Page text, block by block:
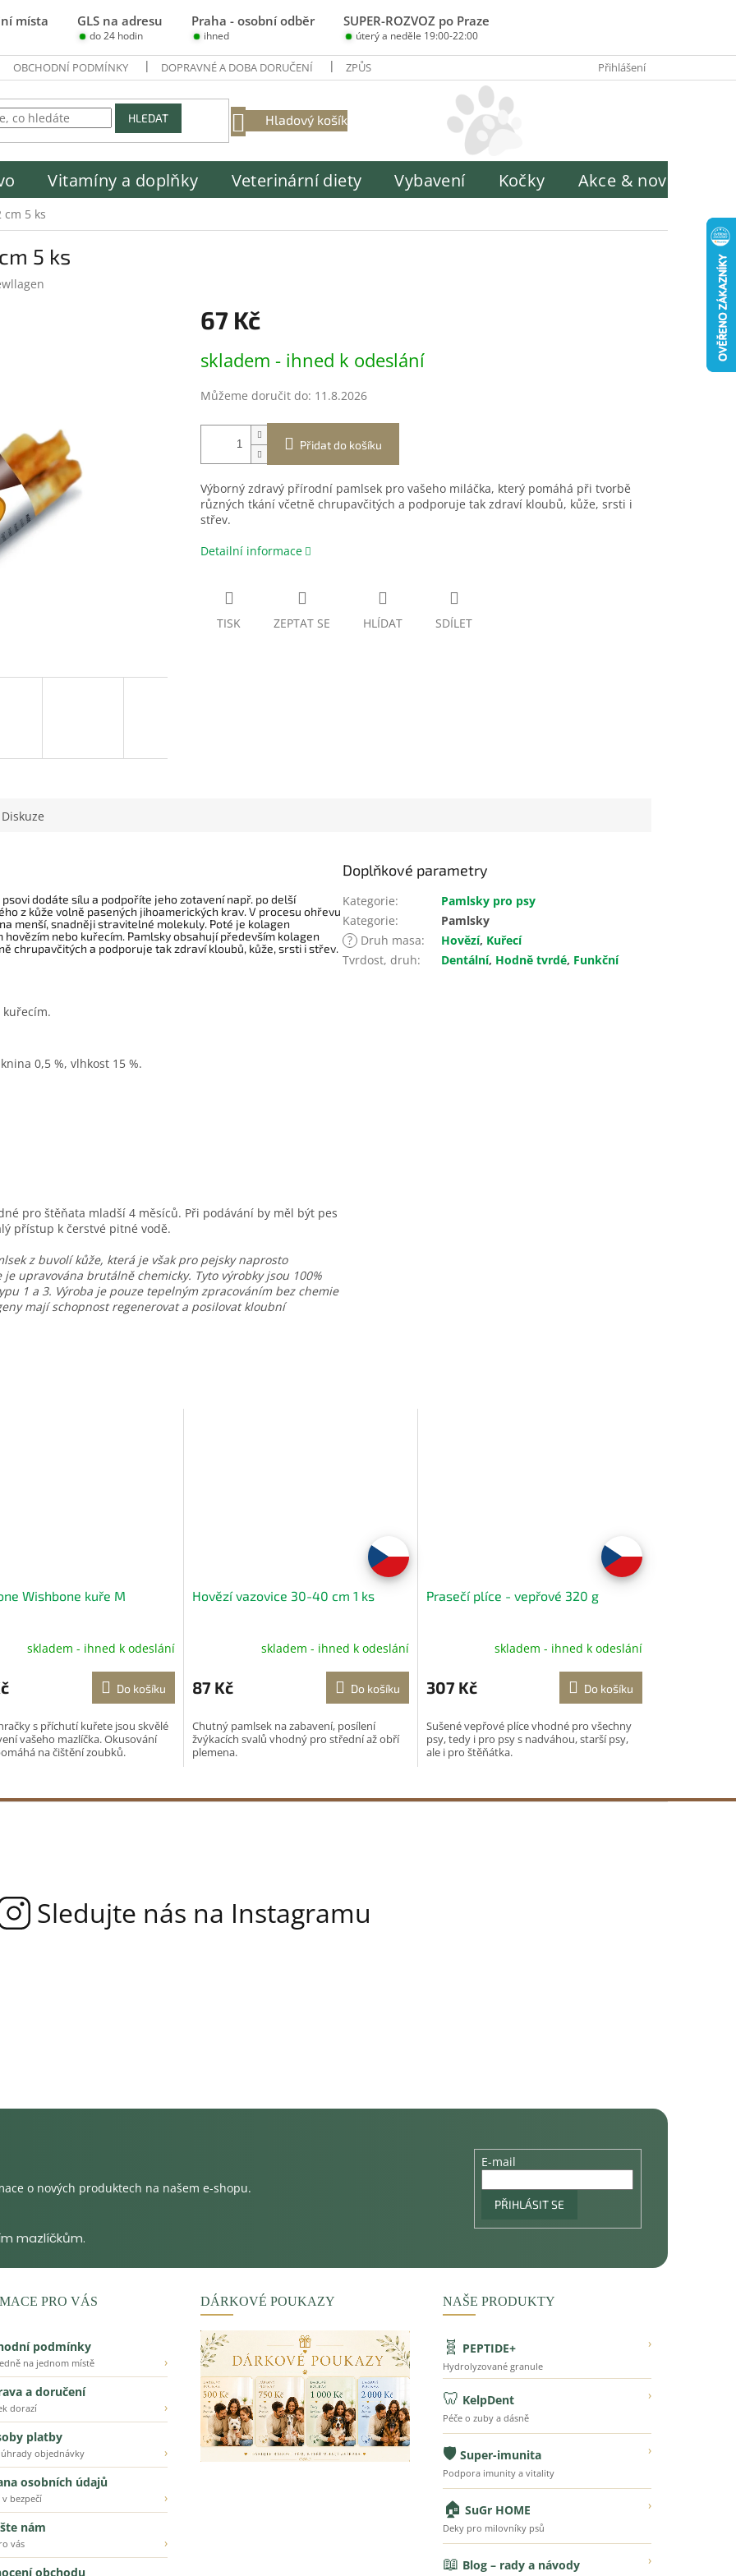
místa GLS na adresu Praha - osobní odběr SUPER-ROZVOZ po Praze
do 24 hodin ihned úterý a neděle 19:00-22:00
OBCHODNÍ PODMÍNKY DOPRAVNÉ A DOBA DORUČENÍ ZPŮSOBY PLATBY INFORMACE O ZPRACOVÁNÍ OSOBNÍCH ÚDAJŮ
Přihlášení
HLEDAT
NÁKUPNÍ
Hladový košík
Vitamíny a doplňky Veterinární diety Vybavení Kočky Akce & novinky
cm 5 ks
5 ks
67 Kč
cena:
skladem - ihned k odeslání
Můžeme doručit do: 11.8.2026
Přidat do košíku
Výborný zdravý přírodní pamlsek pro vašeho miláčka, který pomáhá při tvorbě
různých tkání včetně chrupavčitých a podporuje tak zdraví kloubů, kůže, srsti i
střev.
Detailní informace
TISK ZEPTAT SE HLÍDAT SDÍLET
Diskuze
dodáte sílu a podpoříte jeho zotavení např. po delší
z kůže volně pasených jihoamerických krav. V procesu ohřevu
menší, snadněji stravitelné molekuly. Poté je kolagen
nebo kuřecím. Pamlsky obsahují především kolagen
chrupavčitých a podporuje tak zdraví kloubů, kůže, srsti i střev.
kuřecím.
0,5 %, vlhkost 15 %.
pro štěňata mladší 4 měsíců. Při podávání by měl být pes
přístup k čerstvé pitné vodě.
z buvolí kůže, která je však pro pejsky naprosto
upravována brutálně chemicky. Tyto výrobky jsou 100%
1 a 3. Výroba je pouze tepelným zpracováním bez chemie
mají schopnost regenerovat a posilovat kloubní
Doplňkové parametry
Kategorie:
Pamlsky pro psy
Kategorie:
Pamlsky
? Druh masa: Hovězí, Kuřecí
Tvrdost, druh: Dentální, Hodně tvrdé, Funkční
Wishbone kuře M
skladem - ihned k odeslání
Do košíku
s příchutí kuřete jsou skvělé
vašeho mazlíčka. Okusování
na čištění zoubků.
Hovězí vazovice 30-40 cm 1 ks
skladem - ihned k odeslání
87 Kč Do košíku
Chutný pamlsek na zabavení, posílení
žvýkacích svalů vhodný pro střední až obří
plemena.
Prasečí plíce - vepřové 320 g
skladem - ihned k odeslání
307 Kč Do košíku
Sušené vepřové plíce vhodné pro všechny
psy, tedy i pro psy s nadváhou, starší psy,
ale i pro štěňátka.
o nových produktech na našem e-shopu.
E-mail
PŘIHLÁSIT SE
PRO VÁS
podmínky
na jednom místě
›
a doručení
dorazí
›
platby
objednávky
›
osobních údajů
v bezpečí
›
nám
vás
›
obchodu
DÁRKOVÉ POUKAZY NAŠE PRODUKTY
🧬 PEPTIDE+ ›
Hydrolyzované granule
🦷 KelpDent ›
Péče o zuby a dásně
🛡️ Super-imunita ›
Podpora imunity a vitality
🏠 SuGr HOME ›
Deky pro milovníky psů
📖 Blog – rady a návody ›